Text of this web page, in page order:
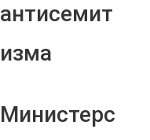
антисемит
изма
Министерс